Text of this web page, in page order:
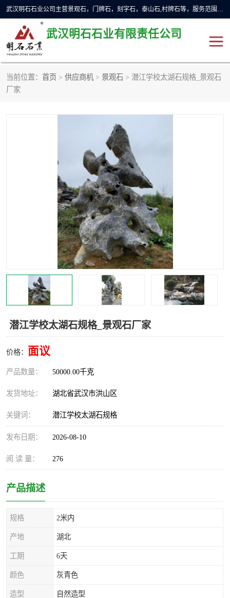
武汉明石石业公司主营景观石，门牌石，刻字石，泰山石,村牌石等，服务范围主要有：武汉，咸宁等地区。公司秉承敬业奉献、锐意创新的企业精神，从无到有，从小到大，以一种产业报国的创业精神，竭诚为客户提供服务，为社会设计财富。
武汉明石石业有限责任公司
当前位置： 首页 > 供应商机 > 景观石 > 潜江学校太湖石规格_景观石
厂家
潜江学校太湖石规格_景观石厂家
价格： 面议
产品数量： 50000.00千克
发货地址： 湖北省武汉市洪山区
关键词： 潜江学校太湖石规格
发布日期： 2026-08-10
阅 读 量： 276
产品描述
规格 2米内
产地 湖北
工期 6天
颜色 灰青色
造型 自然造型
景观石
奠基石
大型石雕
异型石材
刻字石